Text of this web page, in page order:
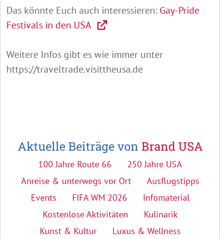
Das könnte Euch auch interessieren: Gay-Pride
Festivals in den USA
Weitere Infos gibt es wie immer unter
https://traveltrade.visittheusa.de
Aktuelle Beiträge von Brand USA
100 Jahre Route 66
250 Jahre USA
Anreise & unterwegs vor Ort
Ausflugstipps
Events
FIFA WM 2026
Infomaterial
Kostenlose Aktivitäten
Kulinarik
Kunst & Kultur
Luxus & Wellness